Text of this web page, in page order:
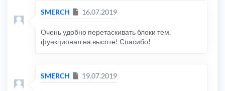
SMERCH Сообщение
16.07.2019
Очень удобно перетаскивать блоки тем,
функционал на высоте! Спасибо!
SMERCH Сообщение
19.07.2019